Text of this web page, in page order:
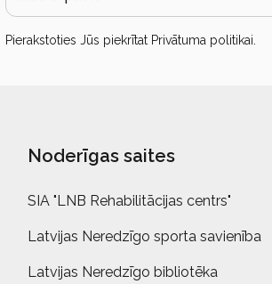
Pierakstoties Jūs piekrītat Privātuma politikai
Noderīgas saites
SIA "LNB Rehabilitācijas centrs"
Latvijas Neredzīgo sporta savienība
Latvijas Neredzīgo bibliotēka